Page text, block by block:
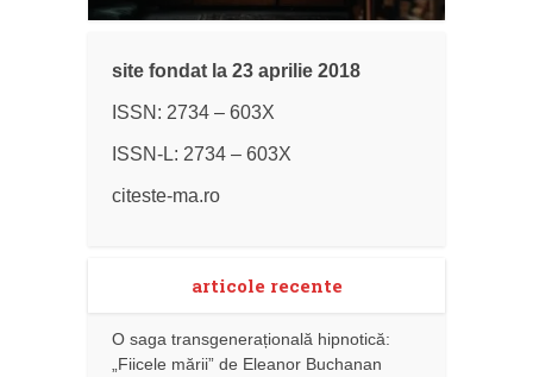
site fondat la 23 aprilie 2018
ISSN: 2734 – 603X
ISSN-L: 2734 – 603X
citeste-ma.ro
articole recente
O saga transgenerațională hipnotică:
„Fiicele mării” de Eleanor Buchanan